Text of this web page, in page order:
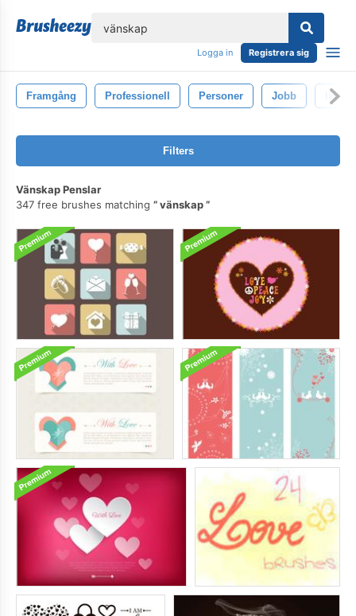
Logga in Registrera sig
Framgång Professionell Personer Jobb Ikon
Filters
Vänskap Penslar
347 free brushes matching
vänskap